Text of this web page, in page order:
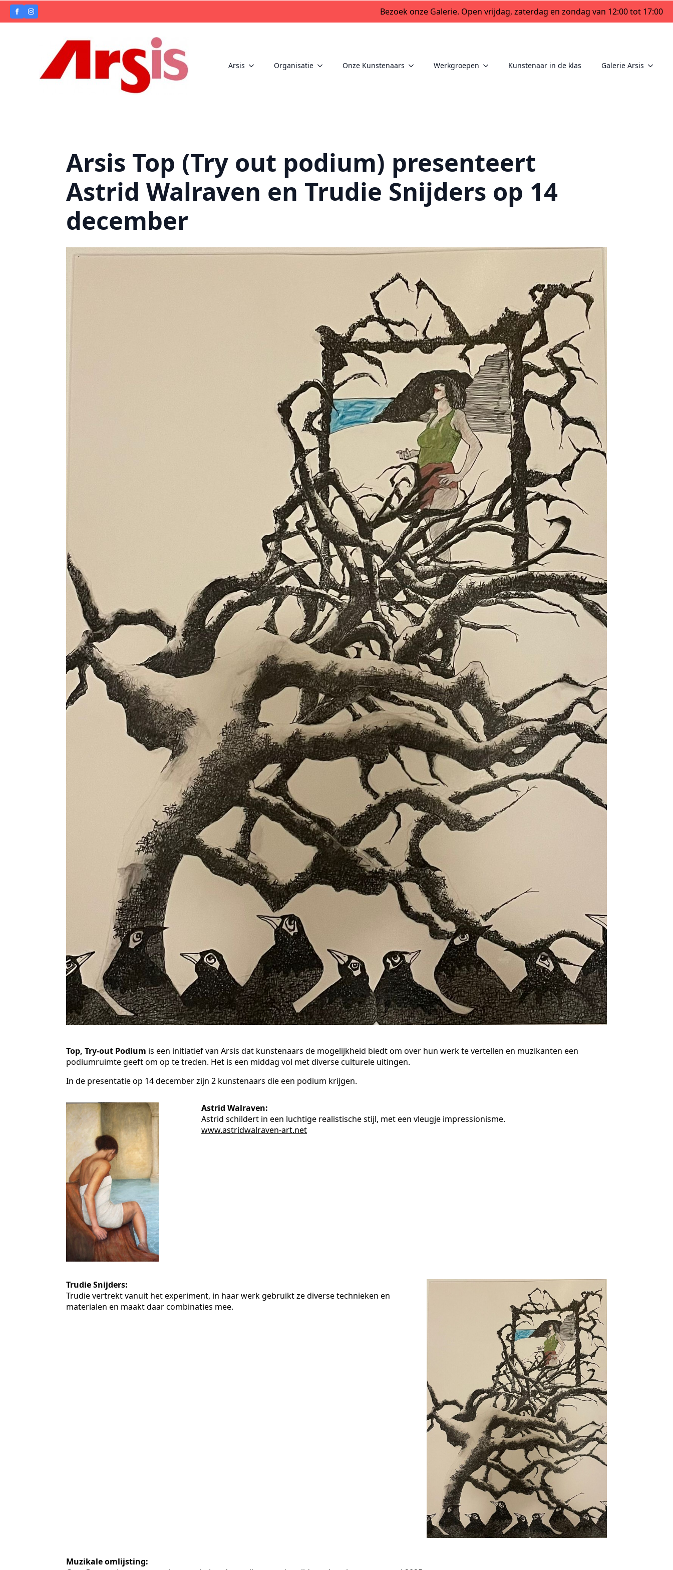
Bezoek onze Galerie. Open vrijdag, zaterdag en zondag van 12:00 tot 17:00
Arsis Organisatie Onze Kunstenaars Werkgroepen Kunstenaar in de klas Galerie Arsis
Arsis Top (Try out podium) presenteert
Astrid Walraven en Trudie Snijders op 14
december
Top, Try-out Podium is een initiatief van Arsis dat kunstenaars de mogelijkheid biedt om over hun werk te vertellen en muzikanten een
podiumruimte geeft om op te treden. Het is een middag vol met diverse culturele uitingen.
In de presentatie op 14 december zijn 2 kunstenaars die een podium krijgen.
Astrid Walraven:
Astrid schildert in een luchtige realistische stijl, met een vleugje impressionisme.
www.astridwalraven-art.net
Trudie Snijders:
Trudie vertrekt vanuit het experiment, in haar werk gebruikt ze diverse technieken en
materialen en maakt daar combinaties mee.
Muzikale omlijsting: